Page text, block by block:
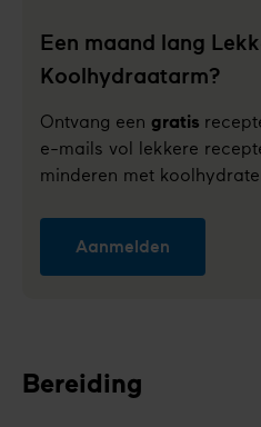
Een maand lang
Koolhydraatarm?
Ontvang een gratis
e-mails vol lekkere
minderen met
Aanmelden
Bereiding